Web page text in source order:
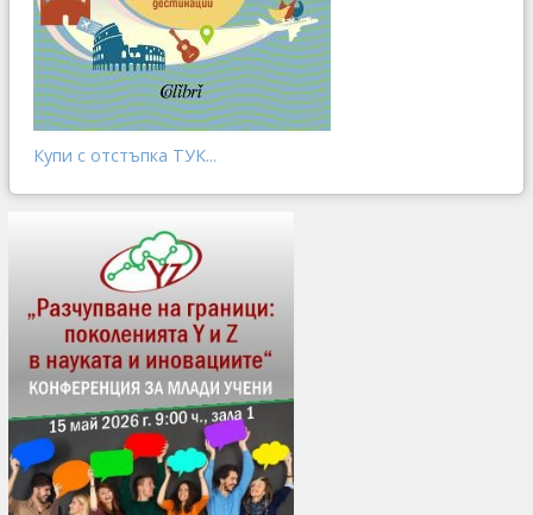
Купи с отстъпка ТУК...